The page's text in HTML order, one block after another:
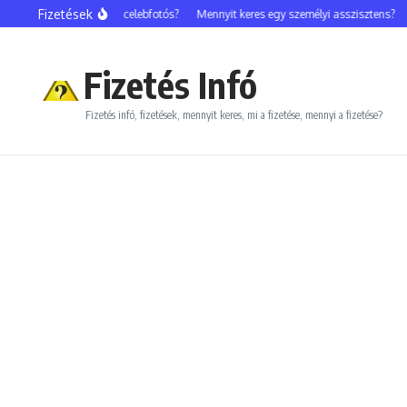
Ugrás a tartalomhoz
Fizetések
Mennyit keres egy celebfotós? Mennyit keres egy személyi asszisztens?
Fizetés Infó
Fizetés infó, fizetések, mennyit keres, mi a fizetése, mennyi a fizetése?